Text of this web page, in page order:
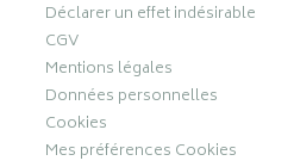
Déclarer un effet indésirable
CGV
Mentions légales
Données personnelles
Cookies
Mes préférences Cookies